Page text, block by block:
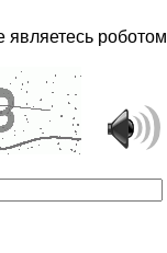
являетесь роботом